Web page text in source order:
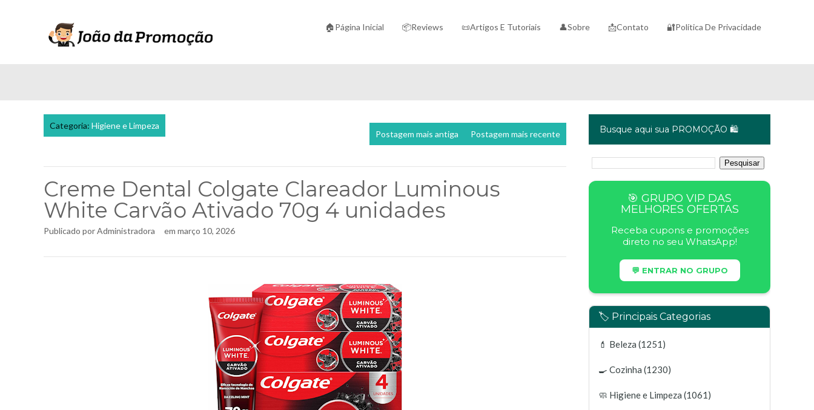
🏠Página Inicial 📦Reviews 📜Artigos E Tutoriais 👤Sobre 📩Contato 🔐Política De Privacidade
Categoria: Higiene e Limpeza
Postagem mais recente
Postagem mais antiga
Creme Dental Colgate Clareador Luminous
White Carvão Ativado 70g 4 unidades
Publicado porAdministradora em março 10, 2026
Busque aqui sua PROMOÇÃO 🛍️
🎯 GRUPO VIP DAS
MELHORES OFERTAS
Receba cupons e promoções
direto no seu WhatsApp!
💬 ENTRAR NO GRUPO
🏷️ Principais Categorias
💄 Beleza (1251)
🍳 Cozinha (1230)
🧼 Higiene e Limpeza (1061)